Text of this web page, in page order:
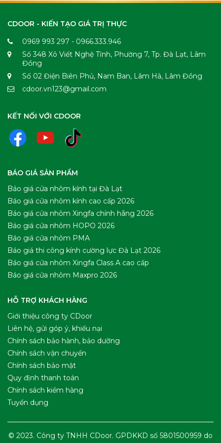
CDOOR - KIẾN TẠO GIÁ TRỊ THỰC
0969 993 297 - 0966.333.946
Số 348 Xô Viết Nghệ Tĩnh, Phường 7, Tp. Đà Lạt, Lâm
Đồng
Số 02 Điện Biên Phủ, Nam Ban, Lâm Hà, Lâm Đồng
cdoor.vn123@gmail.com
KẾT NỐI VỚI CDOOR
BÁO GIÁ SẢN PHẨM
Báo giá cửa nhôm kính tại Đà Lạt
Báo giá cửa nhôm kính cao cấp 2026
Báo giá cửa nhôm Xingfa chính hãng 2026
Báo giá cửa nhôm HOPO 2026
Báo giá cửa nhôm PMA
Báo giá thi công kính cường lực Đà Lạt 2026
Báo giá cửa nhôm Xingfa Class A cao cấp
Báo giá cửa nhôm Maxpro 2026
HỖ TRỢ KHÁCH HÀNG
Giới thiệu công ty CDoor
Liên hệ, gửi góp ý, khiếu nại
Chính sách bảo hành, bảo dưỡng
Chính sách vận chuyển
Chính sách bảo mật
Quy định thanh toán
Chính sách kiểm hàng
Tuyển dụng
© 2023. Công ty TNHH CDoor. GPDKKD số 5801500959 do